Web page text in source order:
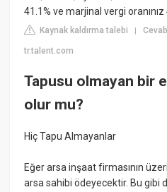
41.1% ve marjinal vergi oranınız
Kaynak kaldırma talebi |
tr.talent.com
Tapusu olmayan bir
olur mu?
Hiç Tapu Almayanlar
Eğer arsa inşaat firmasının
arsa sahibi ödeyecektir. Bu